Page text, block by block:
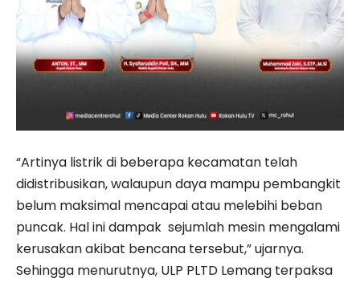
“Artinya listrik di beberapa kecamatan telah
didistribusikan, walaupun daya mampu pembangkit
belum maksimal mencapai atau melebihi beban
puncak. Hal ini dampak sejumlah mesin mengalami
kerusakan akibat bencana tersebut,” ujarnya.
Sehingga menurutnya, ULP PLTD Lemang terpaksa